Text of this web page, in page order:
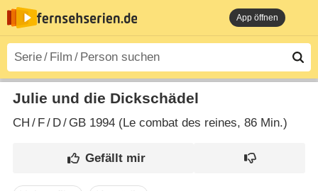
App öffnen
Julie und die Dickschädel
CH / F/ D/ GB1994 (Le combat des reines‎, 86 Min.)